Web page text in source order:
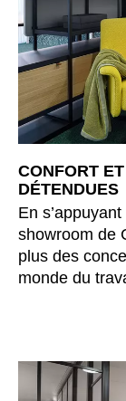
Égypte(EG)
Émirats
CONFORT
DÉTENDUES
En
showroom de
plus des
monde du